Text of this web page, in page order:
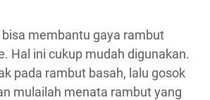
membantu gaya rambut
Hal ini cukup mudah digunakan.
pada rambut basah, lalu gosok
mulailah menata rambut yang